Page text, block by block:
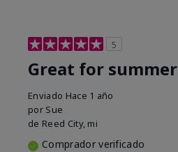
5
Great for summer
Enviado Hace 1 año
por Sue
de Reed City, mi
Comprador verificado